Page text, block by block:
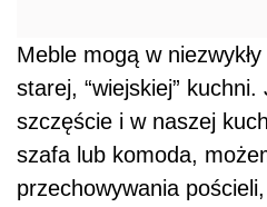
Meble mogą w
starej, “wiejskiej”
szczęście i w naszej
szafa lub komoda,
przechowywania